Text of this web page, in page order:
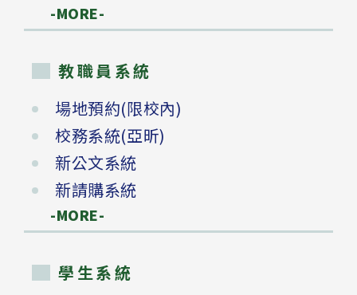
-MORE-
教職員系統
場地預約(限校內)
校務系統(亞昕)
新公文系統
新請購系統
-MORE-
學生系統